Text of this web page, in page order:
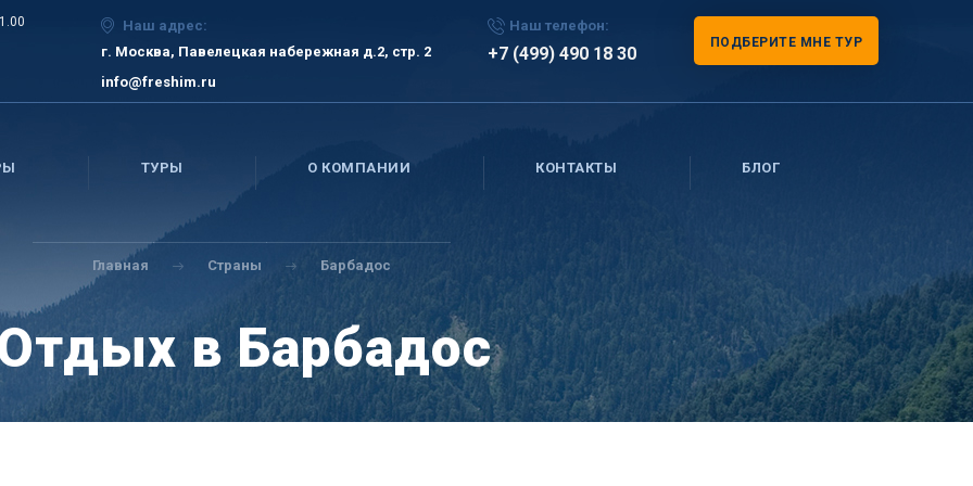
Наш адрес:
г. Москва, Павелецкая набережная д.2, стр. 2
info@freshim.ru
Наш телефон:
+7 (499) 490 18 30
ПОДБЕРИТЕ МНЕ ТУР
ТУРЫ О КОМПАНИИ КОНТАКТЫ БЛОГ
Главная Страны Барбадос
в Барбадос